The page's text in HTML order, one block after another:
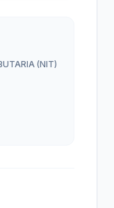
(NIT)